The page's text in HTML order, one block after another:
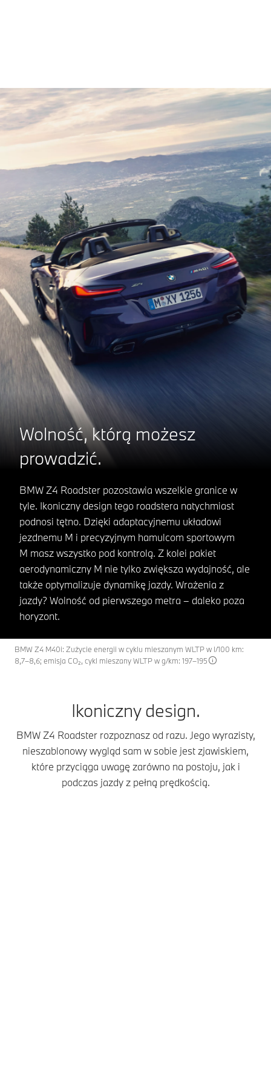
Wolność, którą możesz
prowadzić.
BMW Z4 Roadster pozostawia wszelkie granice w
tyle. Ikoniczny design tego roadstera natychmiast
podnosi tętno. Dzięki adaptacyjnemu układowi
jezdnemu M i precyzyjnym hamulcom sportowym
M masz wszystko pod kontrolą. Z kolei pakiet
aerodynamiczny M nie tylko zwiększa wydajność, ale
także optymalizuje dynamikę jazdy. Wrażenia z
jazdy? Wolność od pierwszego metra – daleko poza
horyzont.
BMW Z4 M40i: Zużycie energii w cyklu mieszanym WLTP w l/100 km:
8,7–8,6; emisja CO₂, cykl mieszany WLTP w g/km: 197–195
Ikoniczny design.
BMW Z4 Roadster rozpoznasz od razu. Jego wyrazisty,
nieszablonowy wygląd sam w sobie jest zjawiskiem,
które przyciąga uwagę zarówno na postoju, jak i
podczas jazdy z pełną prędkością.